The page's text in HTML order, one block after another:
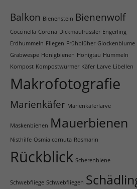
Balkon Bienenstein Bienenwolf
Coccinella Corona Dickmaulrüssler Engerling
Erdhummeln Fliegen Frühblüher Glockenblume
Grabwespe Honigbienen Honigtau Hummeln
Kompost Kompostwürmer Käfer Larve Libellen
Makrofotografie
Marienkäfer Marienkäferlarve
Maskenbienen Mauerbienen
Nisthilfe Osmia cornuta Rosmarin
Rückblick Scherenbiene
Schwebfliege Schwebfliegen